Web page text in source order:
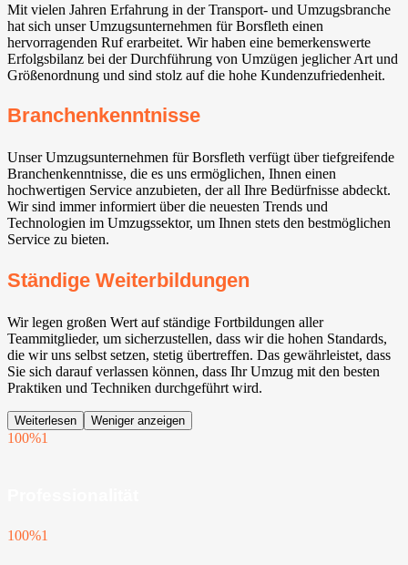
Mit vielen Jahren Erfahrung in der Transport- und Umzugsbranche
hat sich unser Umzugsunternehmen für Borsfleth einen
hervorragenden Ruf erarbeitet. Wir haben eine bemerkenswerte
Erfolgsbilanz bei der Durchführung von Umzügen jeglicher Art und
Größenordnung und sind stolz auf die hohe Kundenzufriedenheit.
Branchenkenntnisse
Unser Umzugsunternehmen für Borsfleth verfügt über tiefgreifende
Branchenkenntnisse, die es uns ermöglichen, Ihnen einen
hochwertigen Service anzubieten, der all Ihre Bedürfnisse abdeckt.
Wir sind immer informiert über die neuesten Trends und
Technologien im Umzugssektor, um Ihnen stets den bestmöglichen
Service zu bieten.
Ständige Weiterbildungen
Wir legen großen Wert auf ständige Fortbildungen aller
Teammitglieder, um sicherzustellen, dass wir die hohen Standards,
die wir uns selbst setzen, stetig übertreffen. Das gewährleistet, dass
Sie sich darauf verlassen können, dass Ihr Umzug mit den besten
Praktiken und Techniken durchgeführt wird.
Weiterlesen Weniger anzeigen
100%1
100%1